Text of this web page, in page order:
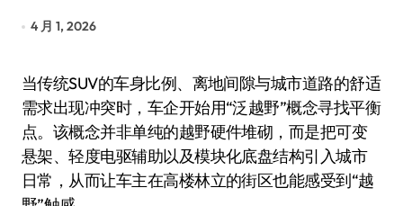
4 月 1, 2026
当传统SUV的车身比例、离地间隙与城市道路的舒适
需求出现冲突时，车企开始用“泛越野”概念寻找平衡
点。该概念并非单纯的越野硬件堆砌，而是把可变
悬架、轻度电驱辅助以及模块化底盘结构引入城市
日常，从而让车主在高楼林立的街区也能感受到“越